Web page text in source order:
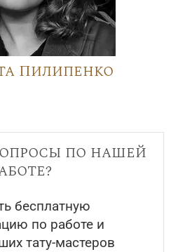
Пилипенко
по нашей
бесплатную
по работе и
тату-мастеров